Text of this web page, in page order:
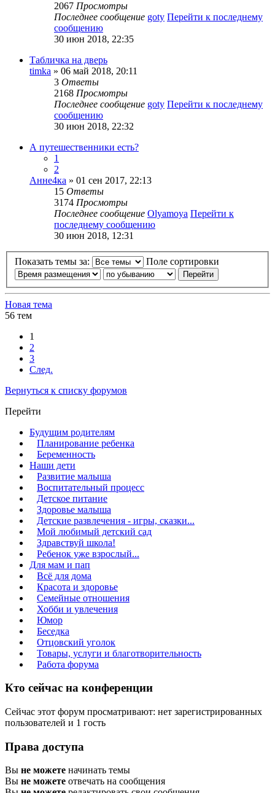
2067 Просмотры
Последнее сообщение goty Перейти к последнему
сообщению
30 июн 2018, 22:35
Табличка на дверь
timka » 06 май 2018, 20:11
3 Ответы
2168 Просмотры
Последнее сообщение goty Перейти к последнему
сообщению
30 июн 2018, 22:32
А путешественники есть?
1
2
Анне4ка » 01 сен 2017, 22:13
15 Ответы
3174 Просмотры
Последнее сообщение Olyamoya Перейти к
последнему сообщению
30 июн 2018, 12:31
Показать темы за: Поле сортировки
Новая тема
56 тем
1
2
3
След.
Вернуться к списку форумов
Перейти
Будущим родителям
Планирование ребенка
Беременность
Наши дети
Развитие малыша
Воспитательный процесс
Детское питание
Здоровье малыша
Детские развлечения - игры, сказки...
Мой любимый детский сад
Здравствуй школа!
Ребенок уже взрослый...
Для мам и пап
Всё для дома
Красота и здоровье
Семейные отношения
Хобби и увлечения
Юмор
Беседка
Отцовский уголок
Товары, услуги и благотворительность
Работа форума
Кто сейчас на конференции
Сейчас этот форум просматривают: нет зарегистрированных
пользователей и 1 гость
Права доступа
Вы не можете начинать темы
Вы не можете отвечать на сообщения